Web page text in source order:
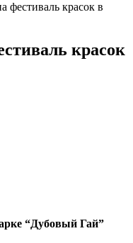
фестиваль красок в
красок
“Дубовый Гай”